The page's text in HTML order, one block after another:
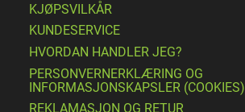
​KJØPSVILKÅR
KUNDESERVICE
HVORDAN HANDLER JEG?
PERSONVERNERKLÆRING OG
INFORMASJONSKAPSLER (COOKIES)
REKLAMASJON OG RETUR